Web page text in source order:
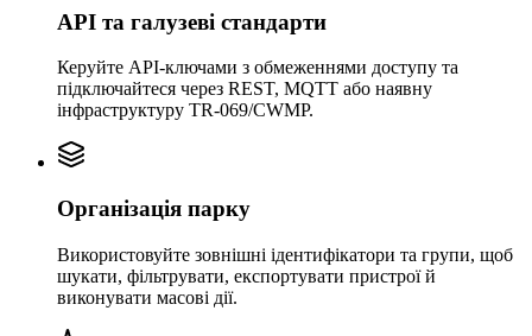
API та галузеві стандарти
Керуйте API-ключами з обмеженнями доступу та
підключайтеся через REST, MQTT або наявну
інфраструктуру TR-069/CWMP.
Організація парку
Використовуйте зовнішні ідентифікатори та групи, щоб
шукати, фільтрувати, експортувати пристрої й
виконувати масові дії.